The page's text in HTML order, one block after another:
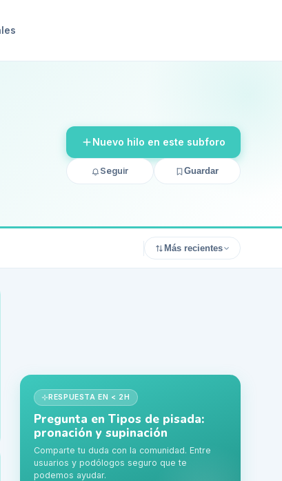
Nuevo hilo en este subforo
Seguir Guardar
Más recientes
RESPUESTA EN < 2H
Pregunta en Tipos de pisada:
pronación y supinación
Comparte tu duda con la comunidad. Entre
usuarios y podólogos seguro que te
podemos ayudar.